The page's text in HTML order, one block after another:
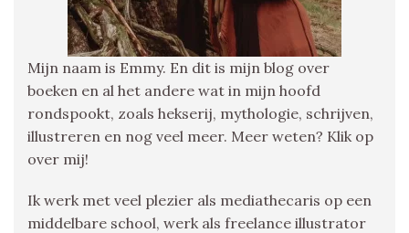
Mijn naam is Emmy. En dit is mijn blog over
boeken en al het andere wat in mijn hoofd
rondspookt, zoals hekserij, mythologie, schrijven,
illustreren en nog veel meer. Meer weten? Klik op
over mij!
Ik werk met veel plezier als mediathecaris op een
middelbare school, werk als freelance illustrator